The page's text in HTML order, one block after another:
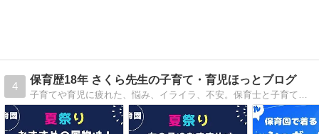
4
保育歴18年 さくら先生の子育て・育児ほっとブログ
子育てや育児に疲れた、悩み、イライラ、不安。保育士と子育ての経験から分かった事！親の関わり方で子どもは変わる！少しでも気持ちが楽に！おすすめ情報なども発信しています。子育てを笑顔と共に。